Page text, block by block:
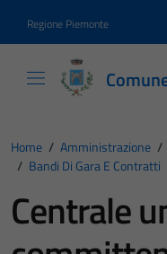
Regione Piemonte
Home / Amministrazione /
/ Bandi Di Gara E Contratti
Centrale